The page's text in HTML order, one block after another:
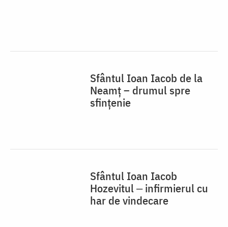
Sfântul Ioan Iacob de la
Neamț – drumul spre
sfințenie
Sfântul Ioan Iacob
Hozevitul ‒ infirmierul cu
har de vindecare